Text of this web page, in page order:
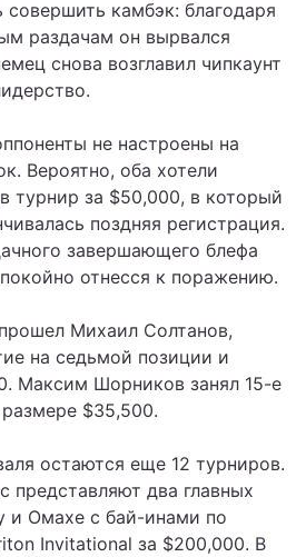
совершить камбэк: благодаря
раздачам он вырвался
снова возглавил чипкаунт
не настроены на
Вероятно, оба хотели
турнир за $50,000, в который
поздняя регистрация.
завершающего блефа
отнесся к поражению.
Михаил Солтанов,
на седьмой позиции и
Максим Шорников занял 15-е
$35,500.
остаются еще 12 турниров.
представляют два главных
и Омахе с бай-инами по
Invitational за $200,000. В